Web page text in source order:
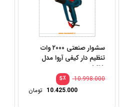
سشوار صنعتی ۲۰۰۰ وات
تنظیم دار کیفی آروا مدل
۵۶۱۵
٪5
10.998.000
10.425.000 تومان